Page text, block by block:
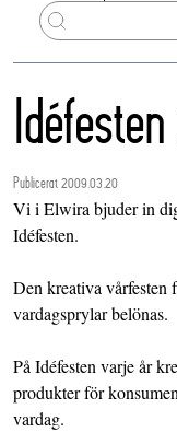
Publicerat 2009.03.20
Vi i Elwira bjuder in
Idéfesten.
Den kreativa vårfesten
vardagsprylar belönas.
På Idéfesten varje år
produkter för
vardag.